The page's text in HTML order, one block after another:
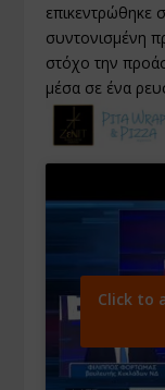
επικεντρώθηκε
συντονισμένη
στόχο την
μέσα σε ένα
Click to